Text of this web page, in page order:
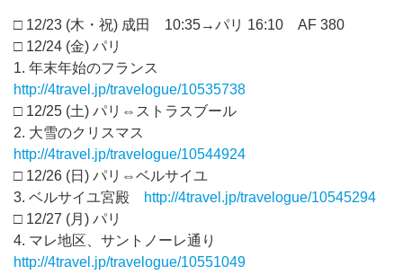
□ 12/23 (木・祝) 成田 10:35→パリ 16:10 AF 380
□ 12/24 (金) パリ
1. 年末年始のフランス
http://4travel.jp/travelogue/10535738
□ 12/25 (土) パリ⇔ストラスブール
2. 大雪のクリスマス
http://4travel.jp/travelogue/10544924
□ 12/26 (日) パリ⇔ベルサイユ
3. ベルサイユ宮殿
http://4travel.jp/travelogue/10545294
□ 12/27 (月) パリ
4. マレ地区、サントノーレ通り
http://4travel.jp/travelogue/10551049